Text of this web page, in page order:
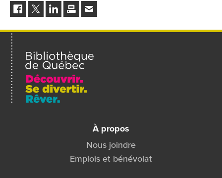
FacebookTwitterLinkedInImprimerEnvoyer
à
un
À propos
Nous joindre
Emplois et bénévolat